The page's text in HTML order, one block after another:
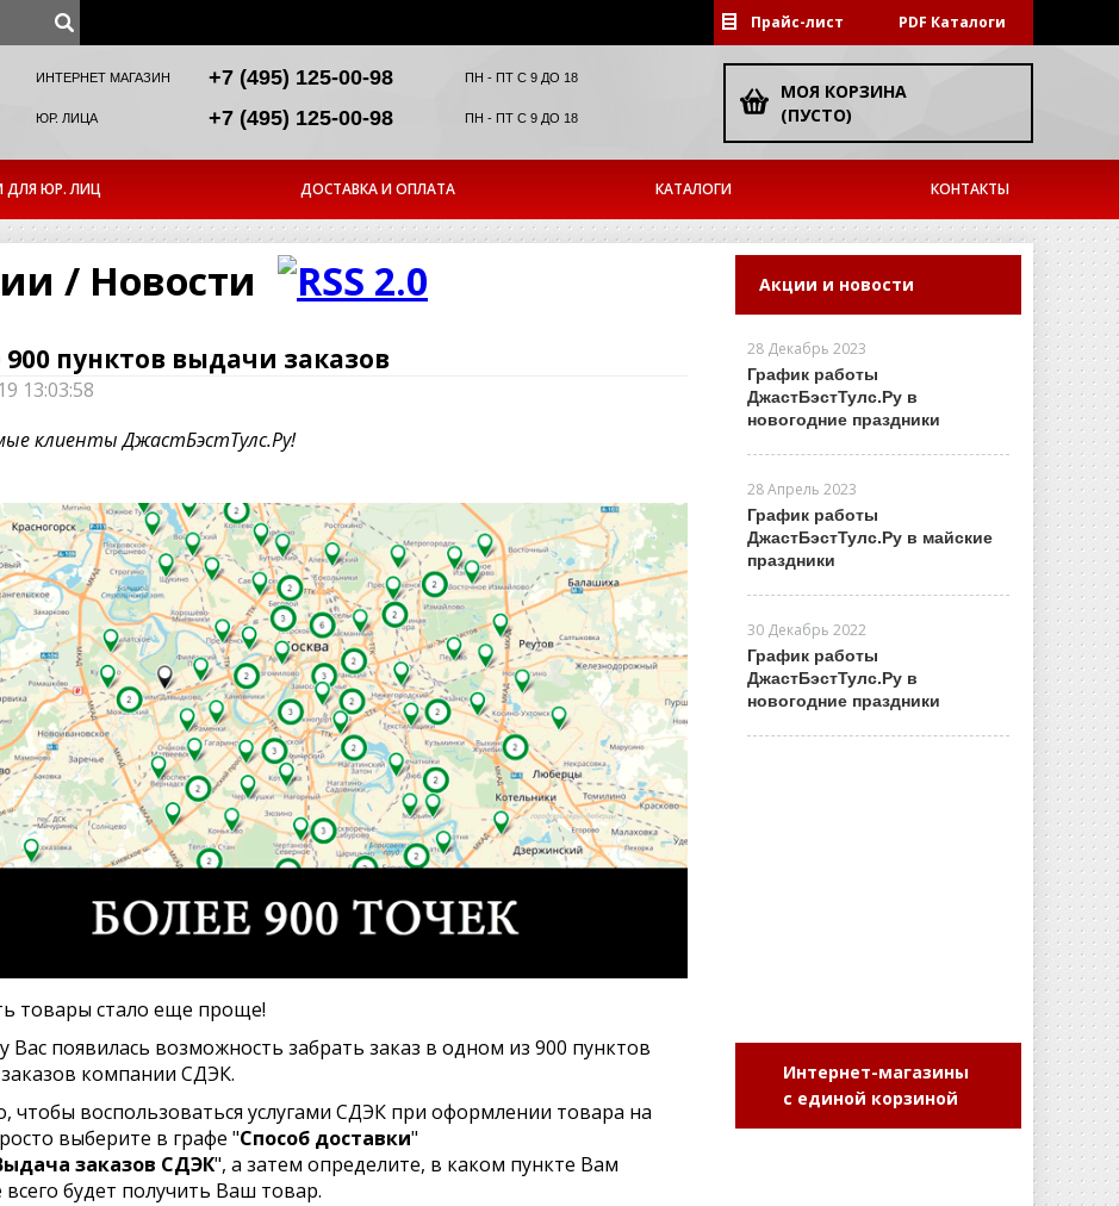
Прайс-лист PDF Каталоги
ИНТЕРНЕТ МАГАЗИН +7 (495) 125-00-98 ПН - ПТ С 9 ДО 18
ЮР. ЛИЦА +7 (495) 125-00-98 ПН - ПТ С 9 ДО 18
МОЯ КОРЗИНА
(ПУСТО)
ДЛЯ ЮР. ЛИЦ ДОСТАВКА И ОПЛАТА КАТАЛОГИ КОНТАКТЫ
/ Новости
900 пунктов выдачи заказов
13:03:58
клиенты ДжастБэстТулс.Ру!
товары стало еще проще!
Вас появилась возможность забрать заказ в одном из 900 пунктов
компании СДЭК.
чтобы воспользоваться услугами СДЭК при оформлении товара на
выберите в графе "Способ доставки"
заказов СДЭК", а затем определите, в каком пункте Вам
всего будет получить Ваш товар.
Акции и новости
28 Декабрь 2023
График работы
ДжастБэстТулс.Ру в
новогодние праздники
28 Апрель 2023
График работы
ДжастБэстТулс.Ру в майские
праздники
30 Декабрь 2022
График работы
ДжастБэстТулс.Ру в
новогодние праздники
Интернет-магазины
с единой корзиной